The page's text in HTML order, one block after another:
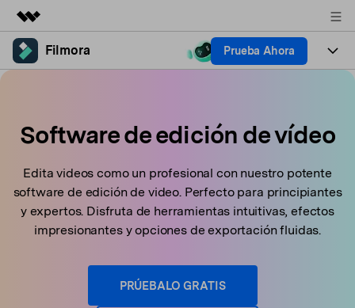
Productos destacados
Soluciones
Quiénes somos
Sala de prensa
Tienda
Filmora Prueba Ahora
Plataformas
Recursos creativos
IA
Audio
Texto
Soluciones
Filmora para
Creación
Recursos
Precios Iniciar sesión
Software de edición de vídeo
Edita videos como un profesional con nuestro potente
software de edición de video. Perfecto para principiantes
y expertos. Disfruta de herramientas intuitivas, efectos
impresionantes y opciones de exportación fluidas.
PRÚEBALO GRATIS